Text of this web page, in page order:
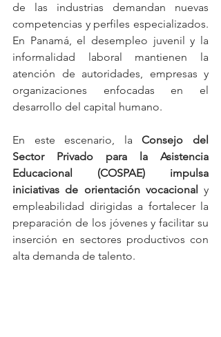
de las industrias demandan nuevas
competencias y perfiles especializados.
En Panamá, el desempleo juvenil y la
informalidad laboral mantienen la
atención de autoridades, empresas y
organizaciones enfocadas en el
desarrollo del capital humano.
En este escenario, la Consejo del
Sector Privado para la Asistencia
Educacional (COSPAE) impulsa
iniciativas de orientación vocacional y
empleabilidad dirigidas a fortalecer la
preparación de los jóvenes y facilitar su
inserción en sectores productivos con
alta demanda de talento.